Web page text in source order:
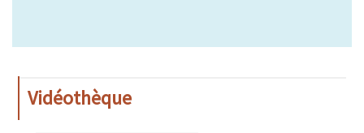
Vidéothèque